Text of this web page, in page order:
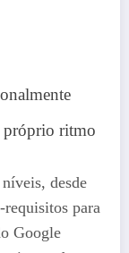
próprio ritmo
desde
requisitos para
Google